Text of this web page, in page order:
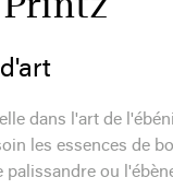
dans l'art de
les essences de
palissandre ou